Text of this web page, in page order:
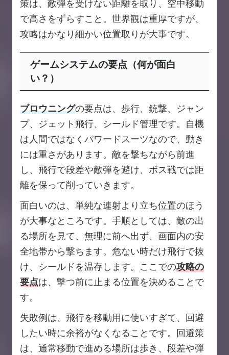
策は、敵弾を受けない距離を取り、空中移動
で高さをずらすこと。世界観は重厚ですが、
攻略はかなり細かい位置取りが大事です。
ゲームシステムの要点（何が面白
い？）
ブロウニングの要点は、歩行、銃撃、ジャン
プ、ジェット飛行、シールド管理です。自機
は人間ではなくパワードスーツなので、動き
には重さがあります。敵を撃ちながら前進
し、飛行で段差や敵弾を避け、ボス戦では距
離を保って削っていきます。
面白いのは、単純な連射より立ち位置のほう
が大事なところです。手順としては、敵の出
る場所を見て、無理に前へ出ず、画面内の安
全地帯から撃ちます。危ない時だけ飛行で抜
け、シールドを温存します。ここでの攻略の
要点は、撃つ前に止まる位置を決めることで
す。
失敗例は、飛行を移動用に使いすぎて、回避
したい時に余裕がなくなることです。回避策
は、通常移動で進める場所は歩き、段差や弾